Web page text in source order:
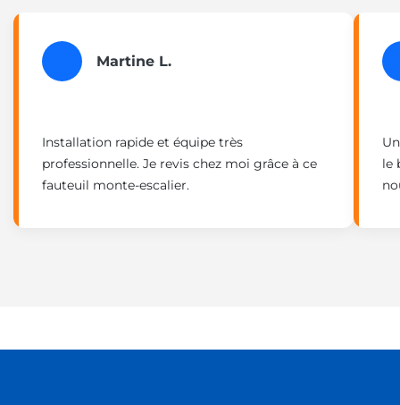
Martine L.
Installation rapide et équipe très
professionnelle. Je revis chez moi grâce à ce
fauteuil monte-escalier.
le